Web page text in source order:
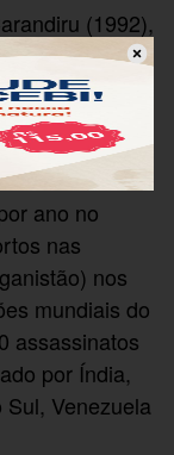
(1992),
Candelária
dos Carajás
raros
ano no
nas
nos
mundiais do
assassinatos
por Índia,
Venezuela